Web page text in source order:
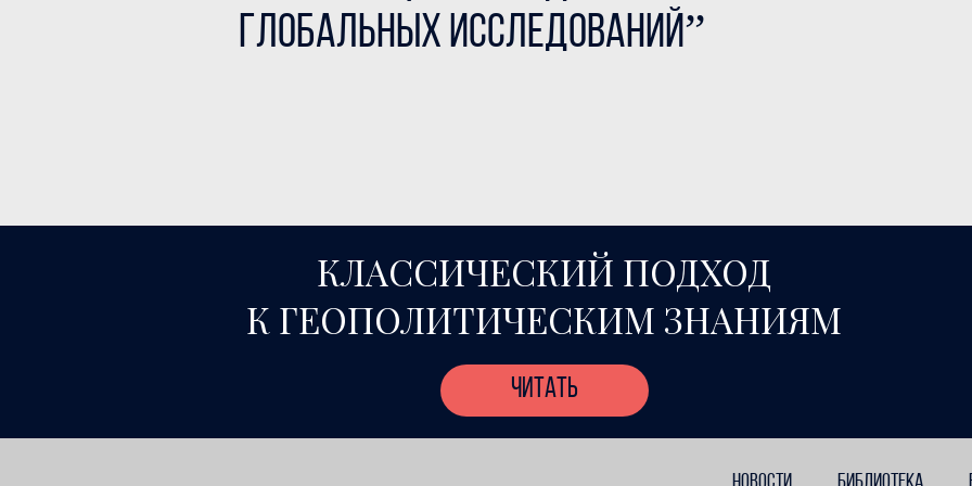
глобальных исследований”
КЛАССИЧЕСКИЙ ПОДХОД
К ГЕОПОЛИТИЧЕСКИМ ЗНАНИЯМ
читать